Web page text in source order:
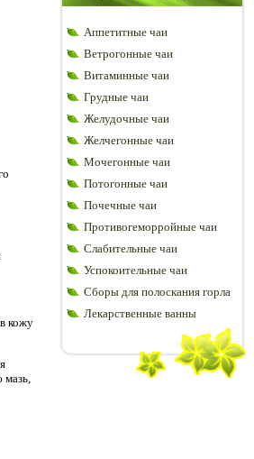
кожу
Аппетитные чаи
Ветрогонные чаи
Витаминные чаи
Грудные чаи
Желудочные чаи
Желчегонные чаи
Мочегонные чаи
Потогонные чаи
Почечные чаи
Противогеморройные чаи
Слабительные чаи
Успокоительные чаи
Сборы для полоскания горла
Лекарственные ванны